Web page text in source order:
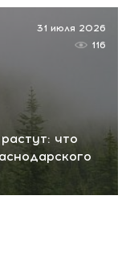
что
31 июля 2026
116